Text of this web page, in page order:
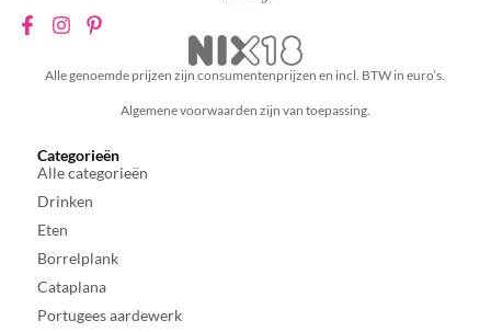
Alle genoemde prijzen zijn consumentenprijzen en incl. BTW in euro’s.
Algemene voorwaarden zijn van toepassing.
Categorieën
Alle categorieën
Drinken
Eten
Borrelplank
Cataplana
Portugees aardewerk